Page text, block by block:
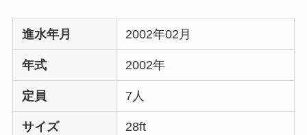
進水年月 2002年02月
年式 2002年
定員 7人
サイズ 28ft